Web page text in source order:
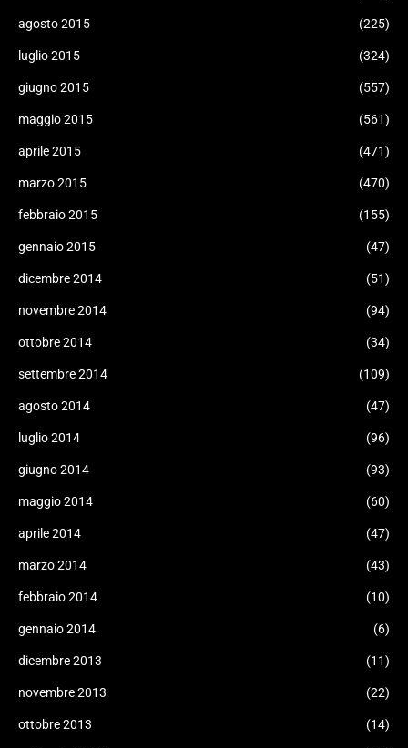
agosto 2015 (225)
luglio 2015 (324)
giugno 2015 (557)
maggio 2015 (561)
aprile 2015 (471)
marzo 2015 (470)
febbraio 2015 (155)
gennaio 2015 (47)
dicembre 2014 (51)
novembre 2014 (94)
ottobre 2014 (34)
settembre 2014 (109)
agosto 2014 (47)
luglio 2014 (96)
giugno 2014 (93)
maggio 2014 (60)
aprile 2014 (47)
marzo 2014 (43)
febbraio 2014 (10)
gennaio 2014 (6)
dicembre 2013 (11)
novembre 2013 (22)
ottobre 2013 (14)